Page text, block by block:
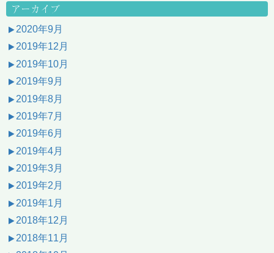
アーカイブ
2020年9月
2019年12月
2019年10月
2019年9月
2019年8月
2019年7月
2019年6月
2019年4月
2019年3月
2019年2月
2019年1月
2018年12月
2018年11月